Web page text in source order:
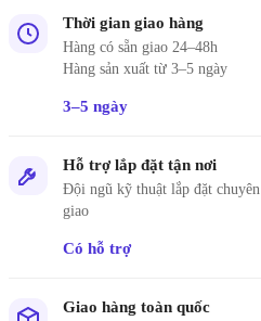
Thời gian giao hàng
Hàng có sẵn giao 24–48h
Hàng sản xuất từ 3–5 ngày
3–5 ngày
Hỗ trợ lắp đặt tận nơi
Đội ngũ kỹ thuật lắp đặt
giao
Có hỗ trợ
Giao hàng toàn quốc